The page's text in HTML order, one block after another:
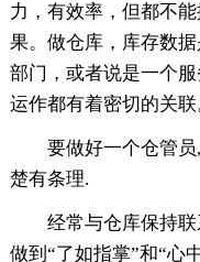
力，有效率，但都不
果。做仓库，库存数
部门，或者说是一个
运作都有着密切的关联
要做好一个仓管
楚有条理.
经常与仓库保持
做到“了如指掌”和“心